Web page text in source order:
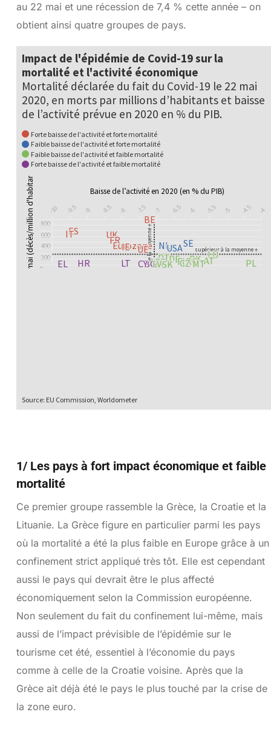
au 22 mai et une récession de 7,4 % cette année – on
obtient ainsi quatre groupes de pays.
1/ Les pays à fort impact économique et faible
mortalité
Ce premier groupe rassemble la Grèce, la Croatie et la
Lituanie. La Grèce figure en particulier parmi les pays
où la mortalité a été la plus faible en Europe grâce à un
confinement strict appliqué très tôt. Elle est cependant
aussi le pays qui devrait être le plus affecté
économiquement selon la Commission européenne.
Non seulement du fait du confinement lui-même, mais
aussi de l’impact prévisible de l’épidémie sur le
tourisme cet été, essentiel à l’économie du pays
comme à celle de la Croatie voisine. Après que la
Grèce ait déjà été le pays le plus touché par la crise de
la zone euro.